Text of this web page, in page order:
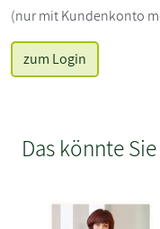
(nur mit Kundenkonto
zum Login
Das könnte